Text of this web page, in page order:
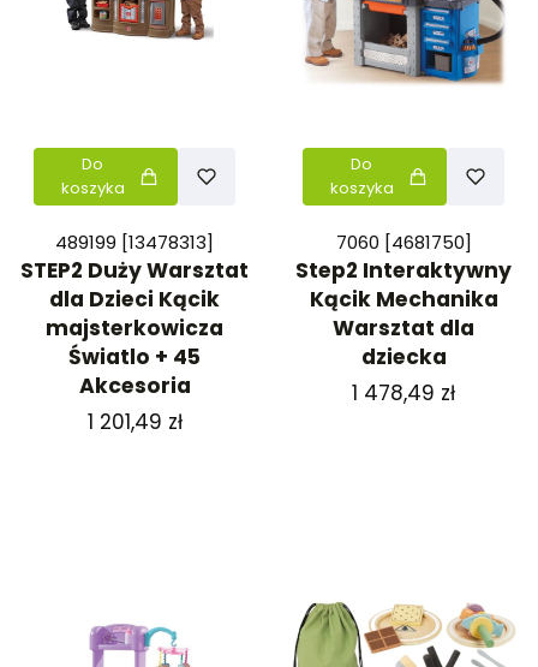
Do
koszyka
489199 [13478313]
STEP2 Duży Warsztat
dla Dzieci Kącik
majsterkowicza
Światlo + 45
Akcesoria
Cena
1 201,49 zł
Do
koszyka
7060 [4681750]
Step2 Interaktywny
Kącik Mechanika
Warsztat dla
dziecka
Cena
1 478,49 zł